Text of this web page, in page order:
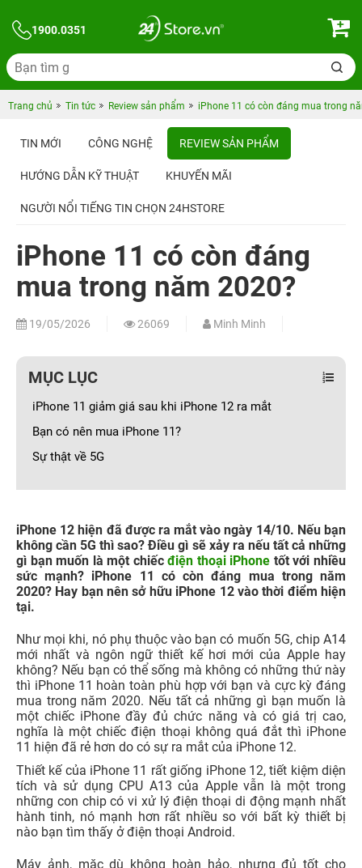
1900.0351
Trang chủ Tin tức Review sản phẩm iPhone 11 có còn đáng mua trong
TIN MỚI CÔNG NGHỆ REVIEW SẢN PHẨM
HƯỚNG DẪN KỸ THUẬT KHUYẾN MÃI
NGƯỜI NỔI TIẾNG TIN CHỌN 24HSTORE
iPhone 11 có còn đáng
mua trong năm 2020?
19/05/2026 26069 Minh Minh
MỤC LỤC
iPhone 11 giảm giá sau khi iPhone 12 ra mắt
Bạn có nên mua iPhone 11?
Sự thật về 5G
iPhone 12 hiện đã được ra mắt vào ngày 14/10. Nếu bạn
không cần 5G thì sao? Điều gì sẽ xảy ra nếu tất cả những
gì bạn muốn là một chiếcđiện thoại iPhone tốt với nhiều
sức mạnh? iPhone 11 có còn đáng mua trong năm
2020? Hay bạn nên sở hữu iPhone 12 vào thời điểm hiện
tại.
Như mọi khi, nó phụ thuộc vào bạn có muốn 5G, chip A14
mới nhất và ngôn ngữ thiết kế hơi mới của Apple hay
không? Nếu bạn có thể sống mà không có những thứ này
thì iPhone 11 hoàn toàn phù hợp với bạn và cực kỳ đáng
mua trong năm 2020. Nếu tất cả những gì bạn muốn là
một chiếc iPhone đầy đủ chức năng và có giá trị cao,
nghĩa là một chiếc điện thoại không quá đắt thì iPhone
11 hiện đã rẻ hơn do có sự ra mắt của iPhone 12.
Thiết kế của iPhone 11 rất giống iPhone 12, tiết kiệm diện
tích và sử dụng CPU A13 của Apple vẫn là một trong
những con chip có vi xử lý điện thoại di động mạnh nhất
hành tinh, nó mạnh hơn rất nhiều so với bất kỳ thiết bị
nào bạn tìm thấy ở điện thoại Android.
Máy ảnh, mặc dù không hoàn hảo, nhưng đủ tốt cho